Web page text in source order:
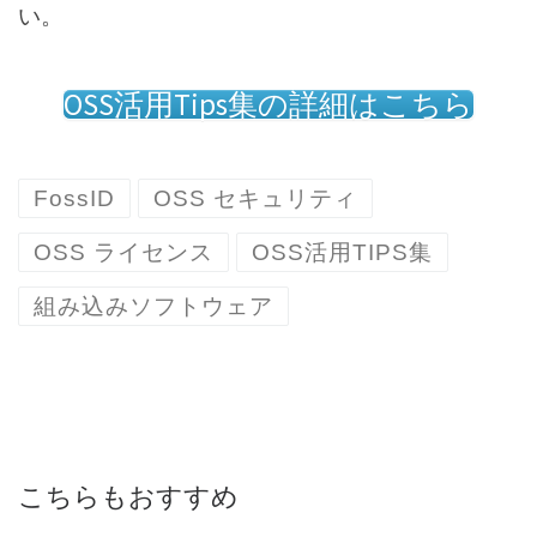
い。
OSS活用Tips集の詳細はこちら
FossID OSS セキュリティ
OSS ライセンス OSS活用TIPS集
組み込みソフトウェア
こちらもおすすめ